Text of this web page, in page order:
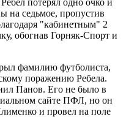
потерял одно очко и
на седьмое, пропустив
"кабинетным" 2
обогнав Горняк-Спорт и
фамилию футболиста,
поражению Ребела.
Панов. Его не было в
сайте ПФЛ, но он
и провел на поле